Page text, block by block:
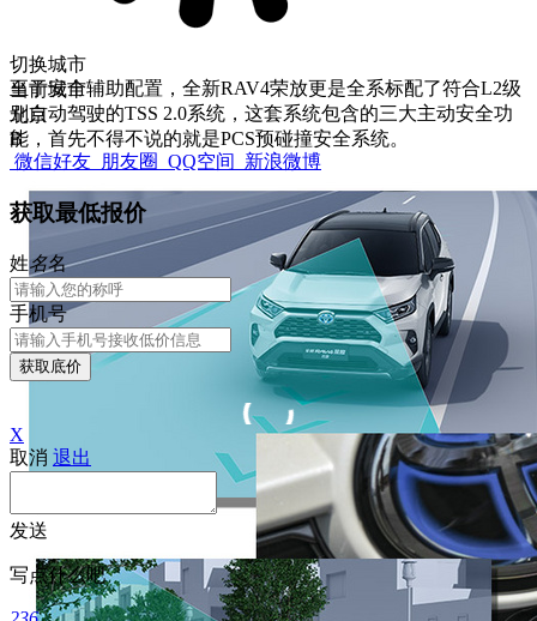
至于安全辅助配置，全新RAV4荣放更是全系标配了符合L2级
别自动驾驶的TSS 2.0系统，这套系统包含的三大主动安全功
能，首先不得不说的就是PCS预碰撞安全系统。
切换城市
当前城市
北京
B
微信好友 朋友圈 QQ空间 新浪微博
获取最低报价
姓名名
手机号
获取底价
X
取消 退出
发送
写点什么吧